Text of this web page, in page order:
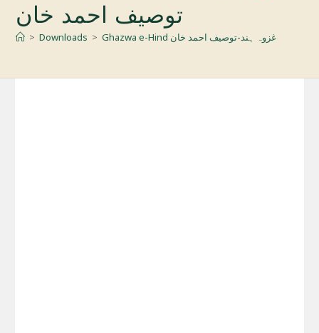
توصیف احمد خان
> Downloads > Ghazwa e-Hind غزوہ ہند-توصیف احمد خان